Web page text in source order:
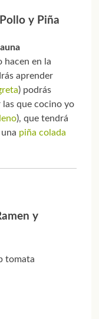
y Piña
hacen en la
aprender
) podrás
las que cocino yo
), que tendrá
piña colada
y
tomata